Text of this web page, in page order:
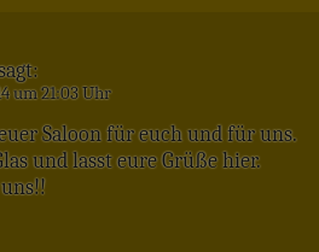
um 21:03 Uhr
Saloon für euch und für uns.
und lasst eure Grüße hier.